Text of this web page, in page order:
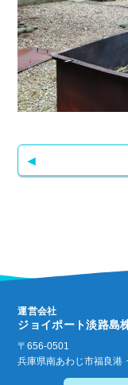
運営会社
ジョイポート淡路島
〒656-0501
兵庫県南あわじ市福良港